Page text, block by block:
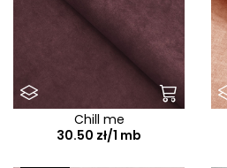
Chill me
30.50 zł/1 mb